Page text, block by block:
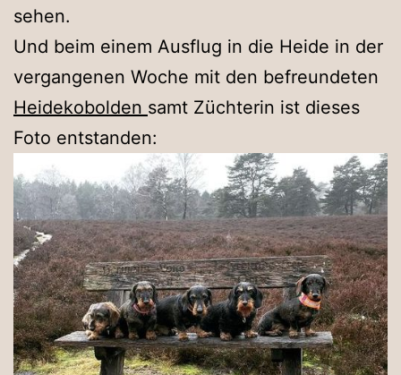
sehen.
Und beim einem Ausflug in die Heide in der
vergangenen Woche mit den befreundeten
Heidekobolden samt Züchterin ist dieses
Foto entstanden: